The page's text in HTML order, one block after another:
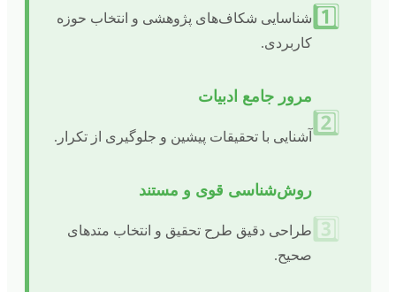
1️⃣ شناسایی شکاف‌های پژوهشی و انتخاب حوزه
کاربردی.
2️⃣
مرور جامع ادبیات
آشنایی با تحقیقات پیشین و جلوگیری از تکرار.
3️⃣
روش‌شناسی قوی و مستند
طراحی دقیق طرح تحقیق و انتخاب متدهای
صحیح.